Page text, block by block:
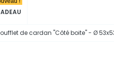
de cardan "Côté boite" - Ø